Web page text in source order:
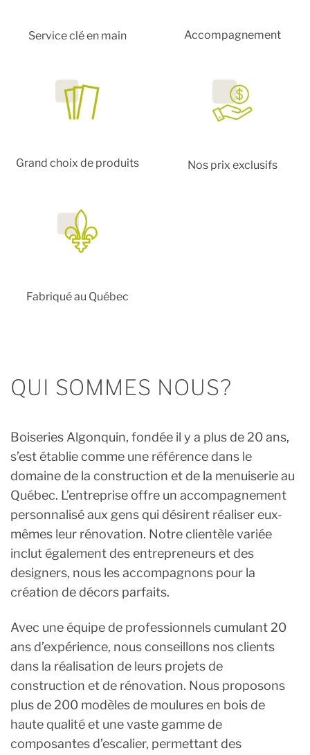
Service clé en main Accompagnement
Grand choix de produits Nos prix exclusifs
Fabriqué au Québec
QUI SOMMES NOUS?
Boiseries Algonquin, fondée il y a plus de 20 ans,
s’est établie comme une référence dans le
domaine de la construction et de la menuiserie au
Québec. L’entreprise offre un accompagnement
personnalisé aux gens qui désirent réaliser eux-
mêmes leur rénovation. Notre clientèle variée
inclut également des entrepreneurs et des
designers, nous les accompagnons pour la
création de décors parfaits.
Avec une équipe de professionnels cumulant 20
ans d’expérience, nous conseillons nos clients
dans la réalisation de leurs projets de
construction et de rénovation. Nous proposons
plus de 200 modèles de moulures en bois de
haute qualité et une vaste gamme de
composantes d’escalier, permettant des